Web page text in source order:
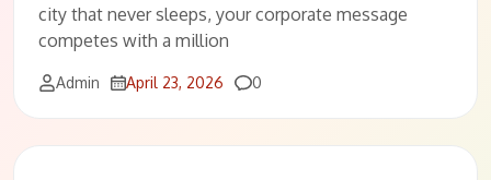
city that never sleeps, your corporate message
competes with a million
Admin April 23, 2026 Comments
0